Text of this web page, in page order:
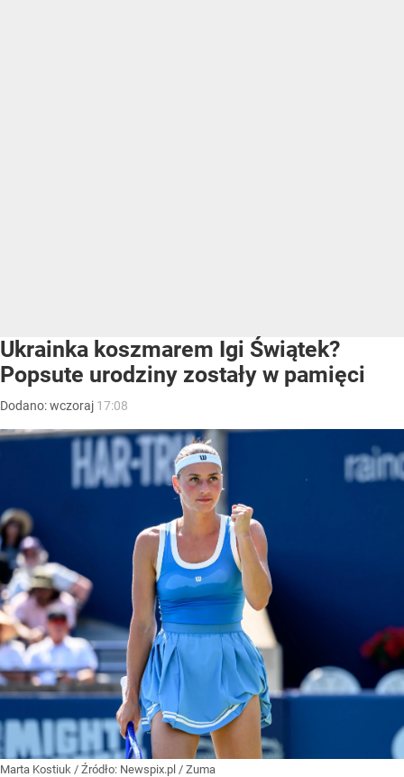
Ukrainka koszmarem Igi Świątek?
Popsute urodziny zostały w pamięci
Dodano:wczoraj 17:08
Marta Kostiuk / Źródło: Newspix.pl / Zuma